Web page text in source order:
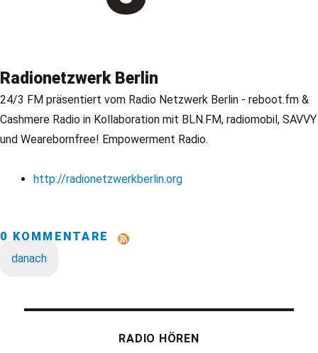
Radionetzwerk Berlin
24/3 FM präsentiert vom Radio Netzwerk Berlin - reboot.fm &
Cashmere Radio in Kollaboration mit BLN.FM, radiomobil, SAVVY
und Wearebornfree! Empowerment Radio.
http://radionetzwerkberlin.org
0 KOMMENTARE
danach
RADIO HÖREN